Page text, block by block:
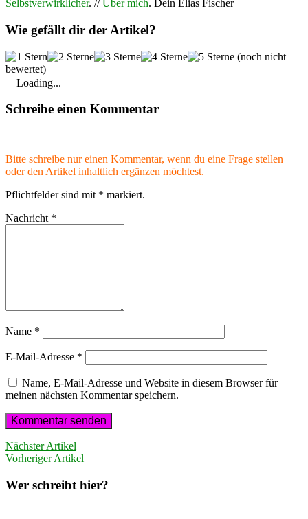
Selbstverwirklicher. // Über mich. Dein Elias Fischer
Wie gefällt dir der Artikel?
(noch nicht
bewertet)
Loading...
Schreibe einen Kommentar
Bitte schreibe nur einen Kommentar, wenn du eine Frage stellen
oder den Artikel inhaltlich ergänzen möchtest.
Pflichtfelder sind mit * markiert.
Nachricht *
Name *
E-Mail-Adresse *
Name, E-Mail-Adresse und Website in diesem Browser für
meinen nächsten Kommentar speichern.
Nächster Artikel
Vorheriger Artikel
Wer schreibt hier?